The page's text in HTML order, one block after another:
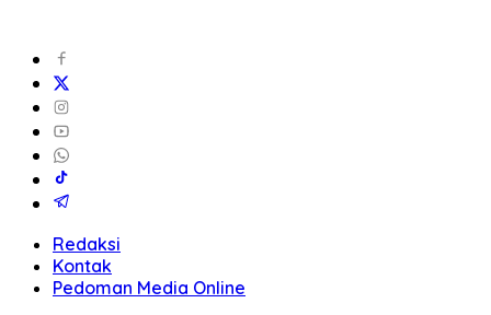
Redaksi
Kontak
Pedoman Media Online